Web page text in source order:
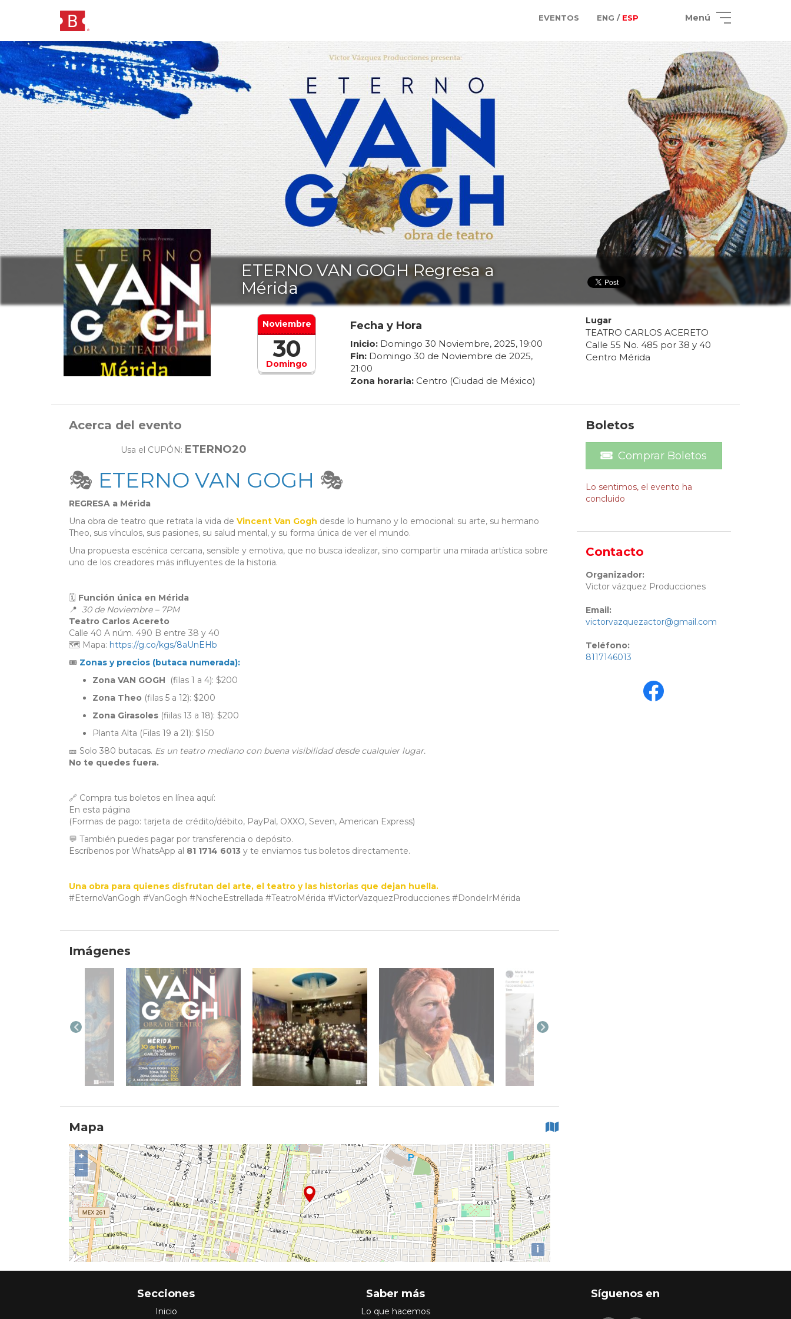
EVENTOS ENG / ESP Menú
ETERNO VAN GOGH Regresa a
Mérida
Domingo
Noviembre
30
Fecha y Hora
Inicio: Domingo 30 Noviembre, 2025, 19:00
Fin: Domingo 30 de Noviembre de 2025,
21:00
Zona horaria: Centro (Ciudad de México)
Lugar
TEATRO CARLOS ACERETO
Calle 55 No. 485 por 38 y 40
Centro Mérida
Acerca del evento
Usa el CUPÓN: ETERNO20
🎭 ETERNO VAN GOGH 🎭
REGRESA a Mérida
Una obra de teatro que retrata la vida de Vincent Van Gogh desde lo humano y lo emocional: su arte, su hermano
Theo, sus vínculos, sus pasiones, su salud mental, y su forma única de ver el mundo.
Una propuesta escénica cercana, sensible y emotiva, que no busca idealizar, sino compartir una mirada artística sobre
uno de los creadores más influyentes de la historia.
🗓 Función única en Mérida
📍 30 de Noviembre – 7PM
Teatro Carlos Acereto
Calle 40 A núm. 490 B entre 38 y 40
🗺️ Mapa: https://g.co/kgs/8aUnEHb
🎟️ Zonas y precios (butaca numerada):
Zona VAN GOGH
(filas 1 a 4): $200
Zona Theo (filas 5 a 12): $200
Zona Girasoles (fiilas 13 a 18): $200
Planta Alta (Filas 19 a 21): $150
🎫 Solo 380 butacas. Es un teatro mediano con buena visibilidad desde cualquier lugar.
No te quedes fuera.
🔗 Compra tus boletos en línea aquí:
En esta página
(Formas de pago: tarjeta de crédito/débito, PayPal, OXXO, Seven, American Express)
💬 También puedes pagar por transferencia o depósito.
Escríbenos por WhatsApp al 81 1714 6013 y te enviamos tus boletos directamente.
Una obra para quienes disfrutan del arte, el teatro y las historias que dejan huella.
#EternoVanGogh #VanGogh #NocheEstrellada #TeatroMérida #VictorVazquezProducciones #DondeIrMérida
Imágenes
Mapa
+
−
i
Boletos
Comprar Boletos
Lo sentimos, el evento ha
concluido
Contacto
Organizador:
Victor vázquez Producciones
Email:
victorvazquezactor@gmail.com
Teléfono:
8117146013
Secciones
Inicio
Saber más
Lo que hacemos
Síguenos en